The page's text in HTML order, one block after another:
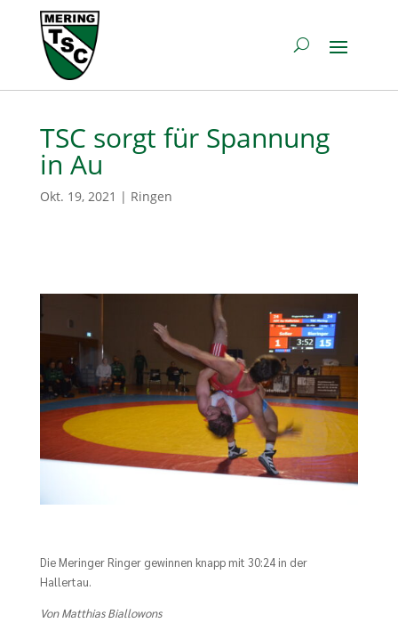
TSC sorgt für Spannung
in Au
Okt. 19, 2021 | Ringen
Die Meringer Ringer gewinnen knapp mit 30:24 in der
Hallertau.
Von Matthias Biallowons